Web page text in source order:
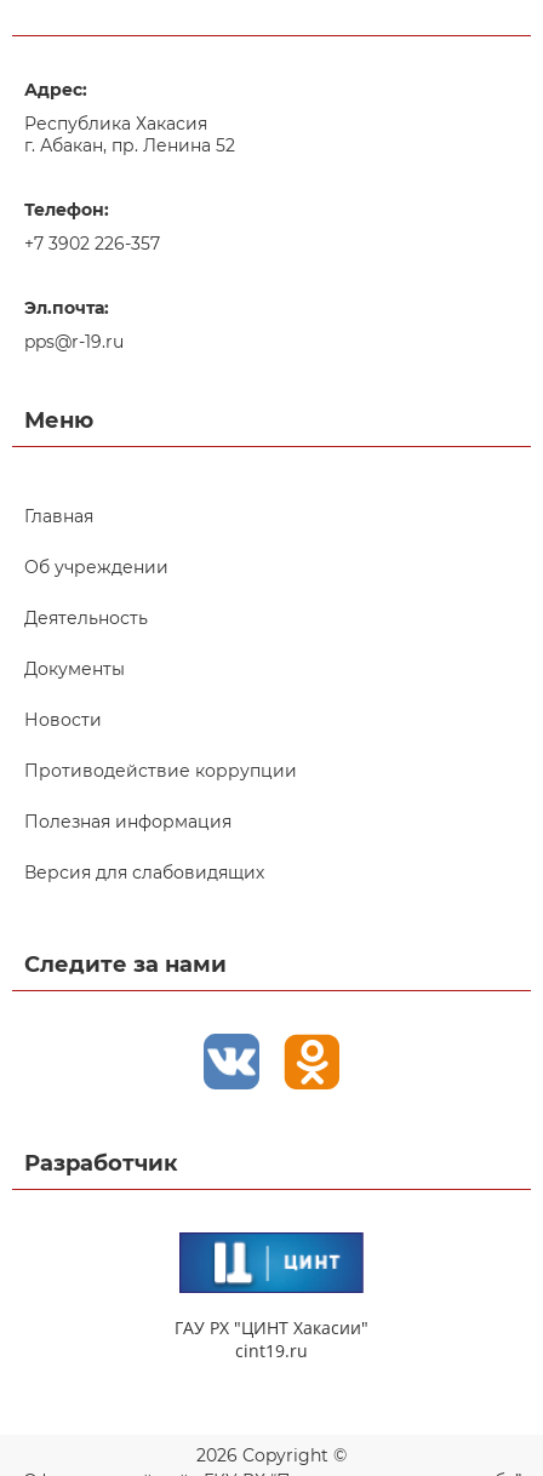
Адрес:
Республика Хакасия
г. Абакан, пр. Ленина 52
Телефон:
+7 3902 226-357
Эл.почта:
pps@r-19.ru
Меню
Главная
Об учреждении
Деятельность
Документы
Новости
Противодействие коррупции
Полезная информация
Версия для слабовидящих
Следите за нами
Разработчик
ГАУ РХ "ЦИНТ Хакасии"
cint19.ru
2026 Copyright ©